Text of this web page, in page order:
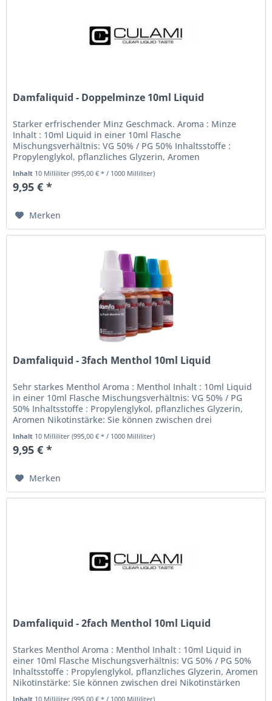
Damfaliquid - Doppelminze 10ml Liquid
Starker erfrischender Minz Geschmack. Aroma : Minze
Inhalt : 10ml Liquid in einer 10ml Flasche
Mischungsverhältnis: VG 50% / PG 50% Inhaltsstoffe :
Propylenglykol, pflanzliches Glyzerin, Aromen
Nikotinstärke: Sie können zwischen drei...
Inhalt 10 Milliliter(995,00 € * / 1000 Milliliter)
9,95 € *
Merken
Damfaliquid - 3fach Menthol 10ml Liquid
Sehr starkes Menthol Aroma : Menthol Inhalt : 10ml Liquid
in einer 10ml Flasche Mischungsverhältnis: VG 50% / PG
50% Inhaltsstoffe : Propylenglykol, pflanzliches Glyzerin,
Aromen Nikotinstärke: Sie können zwischen drei
Nikotinstärken...
Inhalt 10 Milliliter(995,00 € * / 1000 Milliliter)
9,95 € *
Merken
Damfaliquid - 2fach Menthol 10ml Liquid
Starkes Menthol Aroma : Menthol Inhalt : 10ml Liquid in
einer 10ml Flasche Mischungsverhältnis: VG 50% / PG 50%
Inhaltsstoffe : Propylenglykol, pflanzliches Glyzerin, Aromen
Nikotinstärke: Sie können zwischen drei Nikotinstärken
Inhalt 10 Milliliter(995,00 € * / 1000 Milliliter)